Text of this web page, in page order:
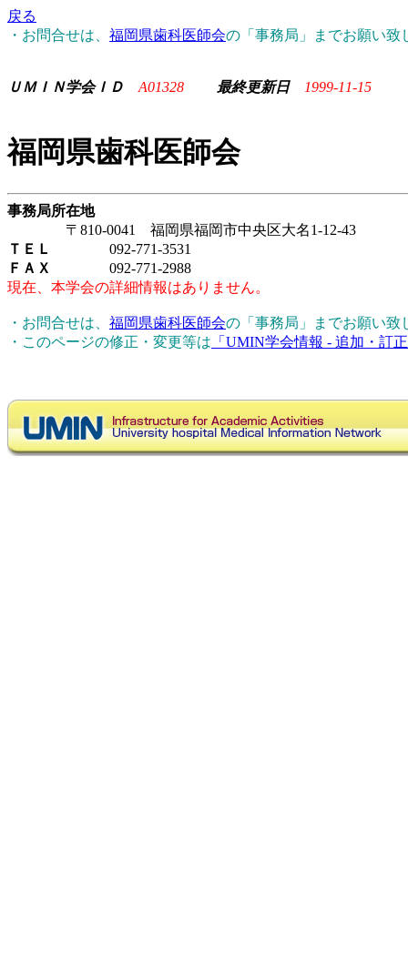
戻る
・お問合せは、 福岡県歯科医師会の「事務局」までお願い致
ＵＭＩＮ学会ＩＤ A01328 最終更新日 1999-11-15
福岡県歯科医師会
事務局所在地
〒810-0041 福岡県福岡市中央区大名1-12-43
ＴＥＬ
092-771-3531
ＦＡＸ
092-771-2988
現在、本学会の詳細情報はありません。
・お問合せは、 福岡県歯科医師会の「事務局」までお願い致
・このページの修正・変更等は 「UMIN学会情報 - 追加・訂